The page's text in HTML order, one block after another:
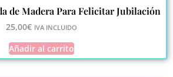
de Madera Para Felicitar Jubilación
25,00€ IVA INCLUIDO
Añadir al carrito